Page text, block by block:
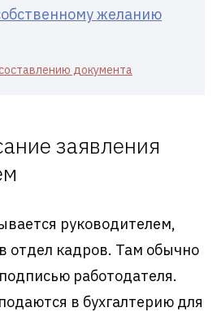
желанию
документа
заявления
руководителем,
отдел кадров. Там обычно
работодателя.
в бухгалтерию для